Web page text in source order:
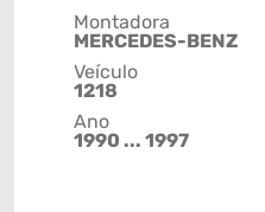
Montadora
MERCEDES-BENZ
Veículo
1218
Ano
1990 ... 1997